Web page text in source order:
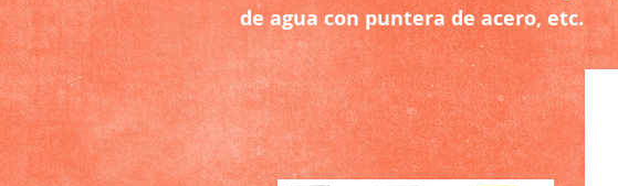
de agua con puntera de acero, etc.